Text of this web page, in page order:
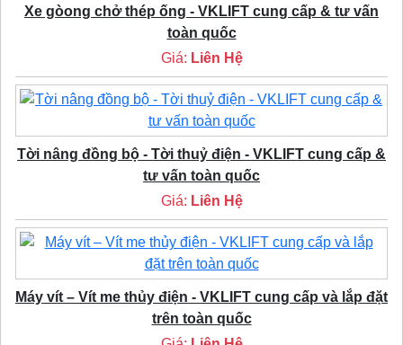
Xe gòong chở thép ống - VKLIFT cung cấp & tư vấn
toàn quốc
Giá: Liên Hệ
Tời nâng đồng bộ - Tời thuỷ điện - VKLIFT cung cấp &
tư vấn toàn quốc
Giá: Liên Hệ
Máy vít – Vít me thủy điện - VKLIFT cung cấp và lắp đặt
trên toàn quốc